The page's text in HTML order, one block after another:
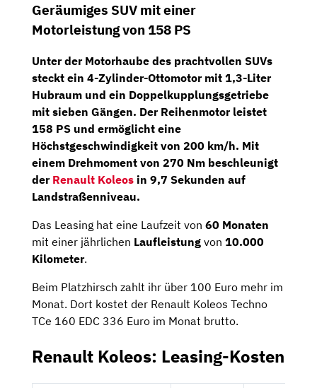
Geräumiges SUV mit einer
Motorleistung von 158 PS
Unter der Motorhaube des prachtvollen SUVs
steckt ein 4-Zylinder-Ottomotormit 1,3-Liter
Hubraum und ein Doppelkupplungsgetriebe
mit sieben Gängen. Der Reihenmotor leistet
158 PS und ermöglicht eine
Höchstgeschwindigkeit von 200 km/h. Mit
einem Drehmoment von 270 Nm beschleunigt
der Renault Koleos in 9,7 Sekunden auf
Landstraßenniveau.
Das Leasing hat eine Laufzeit von 60 Monaten
mit einer jährlichen Laufleistung von 10.000
Kilometer.
Beim Platzhirsch zahlt ihr über 100 Euro mehr im
Monat. Dort kostet der Renault Koleos Techno
TCe 160 EDC 336 Euro im Monat brutto.
Renault Koleos: Leasing-Kosten